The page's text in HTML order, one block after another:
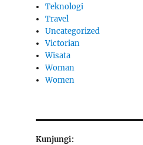
Teknologi
Travel
Uncategorized
Victorian
Wisata
Woman
Women
Kunjungi: